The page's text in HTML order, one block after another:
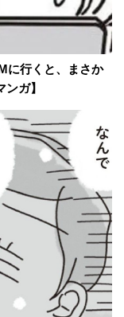
に行くと、まさか
ガ】